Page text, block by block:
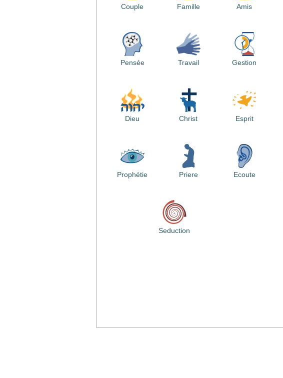
Couple Famille Amis
Pensée Travail Gestion
Dieu Christ Esprit
Prophétie Priere Ecoute
Seduction